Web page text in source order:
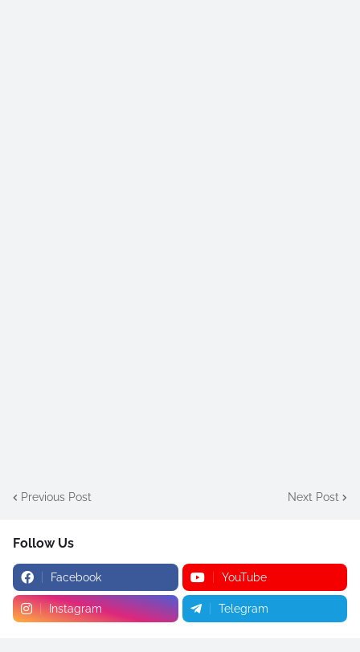
Previous Post Next Post
Follow Us
Facebook YouTube
Instagram Telegram